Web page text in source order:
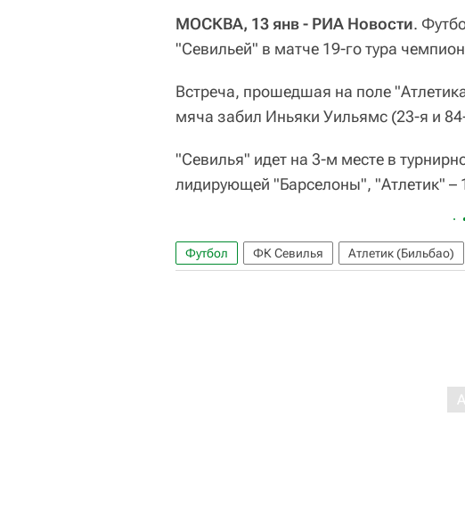
МОСКВА, 13 янв - РИА Новости.
"Севильей" в матче 19-го тура
Встреча, прошедшая на поле
мяча забил Иньяки Уильямс (23-я и
"Севилья" идет на 3-м месте в
лидирующей "Барселоны", "Атлетик" –
Футбол ФК Севилья Атлетик (Бильбао)